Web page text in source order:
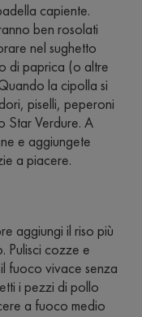
capiente.
ben rosolati
nel sughetto
di paprica (o altre
la cipolla si
piselli, peperoni
Star Verdure. A
e aggiungete
a piacere.
aggiungi il riso più
Pulisci cozze e
fuoco vivace senza
i pezzi di pollo
a fuoco medio